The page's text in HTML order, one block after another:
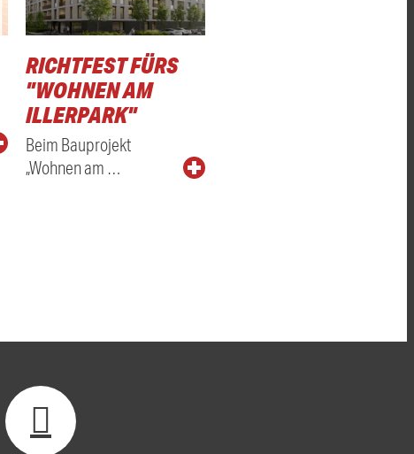
RICHTFEST FÜRS
"WOHNEN AM
ILLERPARK"
Beim Bauprojekt
„Wohnen am …